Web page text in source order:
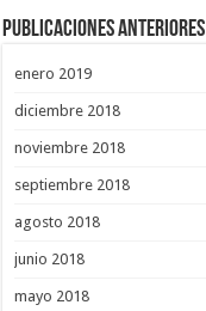
Publicaciones Anteriores
enero 2019
diciembre 2018
noviembre 2018
septiembre 2018
agosto 2018
junio 2018
mayo 2018